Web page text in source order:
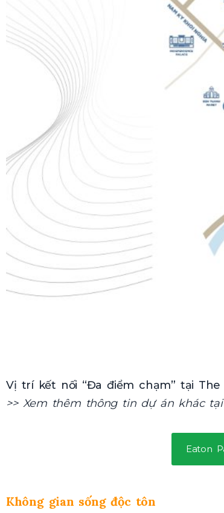
Vị trí kết nối “Đa điểm chạm” tại
>> Xem thêm thông tin dự án khác
Eaton
Không gian sống độc tôn